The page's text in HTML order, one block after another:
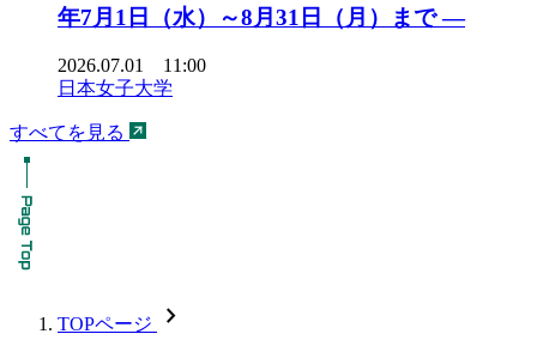
年7月1日（水）～8月31日（月）まで ―
2026.07.01 11:00
日本女子大学
すべてを見る
TOPページ chevron_forward